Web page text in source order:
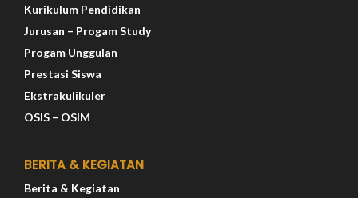
Kurikulum Pendidikan
Jurusan – Progam Study
Progam Unggulan
Prestasi Siswa
Ekstrakulikuler
OSIS – OSIM
BERITA & KEGIATAN
Berita & Kegiatan